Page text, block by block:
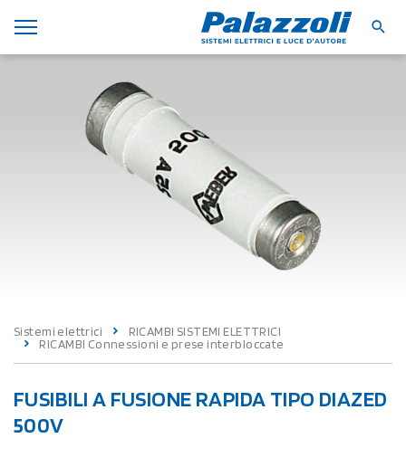
Sistemi elettrici
RICAMBI SISTEMI ELETTRICI
RICAMBI Connessioni e prese interbloccate
FUSIBILI A FUSIONE RAPIDA TIPO DIAZED
500V